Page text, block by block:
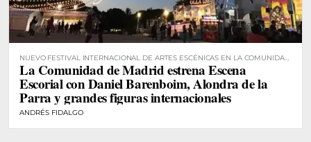
NUEVO FESTIVAL INTERNACIONAL DE ARTES ESCÉNICAS EN LA COMUNIDAD
DE MADRID
La Comunidad de Madrid estrena Escena
Escorial con Daniel Barenboim, Alondra de la
Parra y grandes figuras internacionales
ANDRÉS FIDALGO